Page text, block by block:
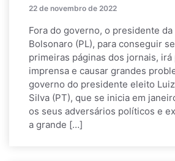
22 de novembro de 2022
Fora do governo, o presidente
Bolsonaro (PL), para conseguir
primeiras páginas dos jornais, irá
imprensa e causar grandes
governo do presidente eleito
Silva (PT), que se inicia em
os seus adversários políticos e
a grande […]